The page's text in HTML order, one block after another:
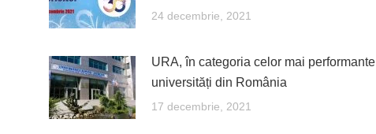
24 decembrie, 2021
URA, în categoria celor mai performante
universități din România
17 decembrie, 2021